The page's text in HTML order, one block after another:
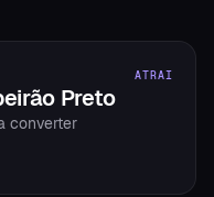
ATRAI
Preto
converter